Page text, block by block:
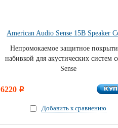
American Audio Sense 15B Speaker
Непромокаемое защитное
набивкой для акустических систем
Sense
6220 i
Добавить к сравнению